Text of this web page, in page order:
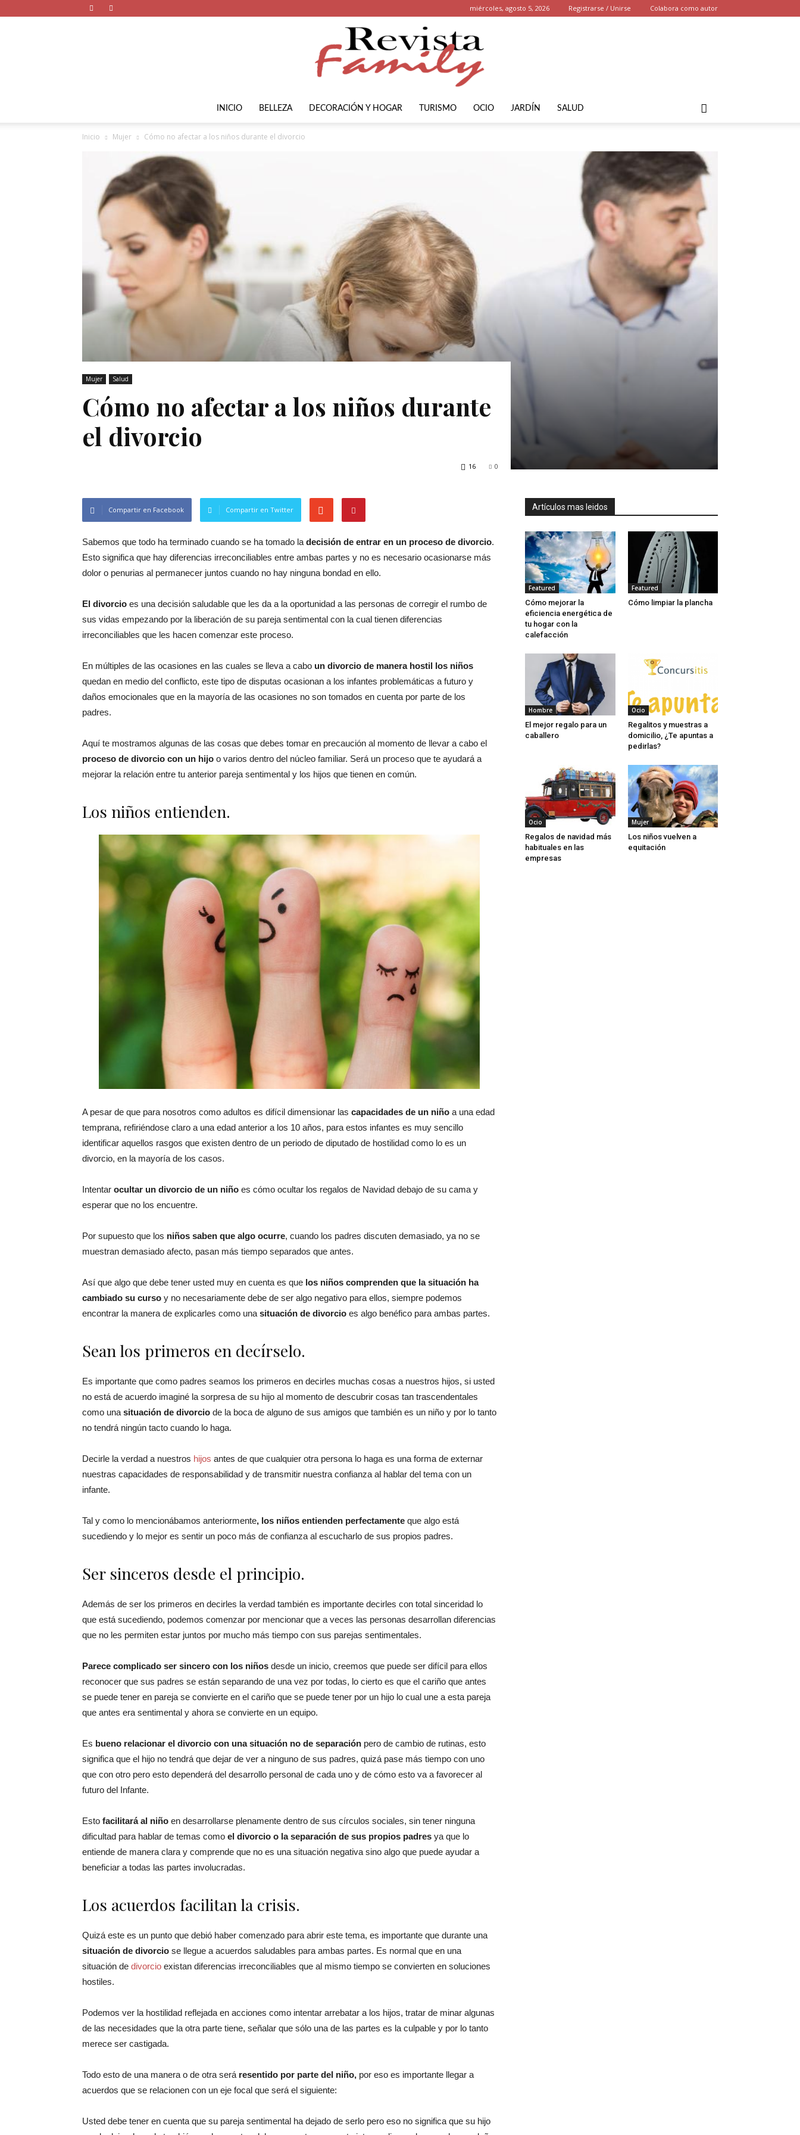
miércoles, agosto 5, 2026 Registrarse / Unirse Colabora como autor
Family
INICIO BELLEZA DECORACIÓN Y HOGAR TURISMO OCIO JARDÍN SALUD
Inicio Mujer Cómo no afectar a los niños durante el divorcio
Mujer Salud
Cómo no afectar a los niños durante
el divorcio
0
16
Compartir en Facebook Compartir en Twitter
Sabemos que todo ha terminado cuando se ha tomado la decisión de entrar en un proceso de divorcio.
Esto significa que hay diferencias irreconciliables entre ambas partes y no es necesario ocasionarse más
dolor o penurias al permanecer juntos cuando no hay ninguna bondad en ello.
El divorcio es una decisión saludable que les da a la oportunidad a las personas de corregir el rumbo de
sus vidas empezando por la liberación de su pareja sentimental con la cual tienen diferencias
irreconciliables que les hacen comenzar este proceso.
En múltiples de las ocasiones en las cuales se lleva a cabo un divorcio de manera hostil los niños
quedan en medio del conflicto, este tipo de disputas ocasionan a los infantes problemáticas a futuro y
daños emocionales que en la mayoría de las ocasiones no son tomados en cuenta por parte de los
padres.
Aquí te mostramos algunas de las cosas que debes tomar en precaución al momento de llevar a cabo el
proceso de divorcio con un hijo o varios dentro del núcleo familiar. Será un proceso que te ayudará a
mejorar la relación entre tu anterior pareja sentimental y los hijos que tienen en común.
Los niños entienden.
A pesar de que para nosotros como adultos es difícil dimensionar las capacidades de un niño a una edad
temprana, refiriéndose claro a una edad anterior a los 10 años, para estos infantes es muy sencillo
identificar aquellos rasgos que existen dentro de un periodo de diputado de hostilidad como lo es un
divorcio, en la mayoría de los casos.
Intentar ocultar un divorcio de un niño es cómo ocultar los regalos de Navidad debajo de su cama y
esperar que no los encuentre.
Por supuesto que los niños saben que algo ocurre, cuando los padres discuten demasiado, ya no se
muestran demasiado afecto, pasan más tiempo separados que antes.
Así que algo que debe tener usted muy en cuenta es que los niños comprenden que la situación ha
cambiado su curso y no necesariamente debe de ser algo negativo para ellos, siempre podemos
encontrar la manera de explicarles como una situación de divorcio es algo benéfico para ambas partes.
Sean los primeros en decírselo.
Es importante que como padres seamos los primeros en decirles muchas cosas a nuestros hijos, si usted
no está de acuerdo imaginé la sorpresa de su hijo al momento de descubrir cosas tan trascendentales
como una situación de divorcio de la boca de alguno de sus amigos que también es un niño y por lo tanto
no tendrá ningún tacto cuando lo haga.
Decirle la verdad a nuestros hijos antes de que cualquier otra persona lo haga es una forma de externar
nuestras capacidades de responsabilidad y de transmitir nuestra confianza al hablar del tema con un
infante.
Tal y como lo mencionábamos anteriormente, los niños entienden perfectamente que algo está
sucediendo y lo mejor es sentir un poco más de confianza al escucharlo de sus propios padres.
Ser sinceros desde el principio.
Además de ser los primeros en decirles la verdad también es importante decirles con total sinceridad lo
que está sucediendo, podemos comenzar por mencionar que a veces las personas desarrollan diferencias
que no les permiten estar juntos por mucho más tiempo con sus parejas sentimentales.
Parece complicado ser sincero con los niños desde un inicio, creemos que puede ser difícil para ellos
reconocer que sus padres se están separando de una vez por todas, lo cierto es que el cariño que antes
se puede tener en pareja se convierte en el cariño que se puede tener por un hijo lo cual une a esta pareja
que antes era sentimental y ahora se convierte en un equipo.
Es bueno relacionar el divorcio con una situación no de separación pero de cambio de rutinas, esto
significa que el hijo no tendrá que dejar de ver a ninguno de sus padres, quizá pase más tiempo con uno
que con otro pero esto dependerá del desarrollo personal de cada uno y de cómo esto va a favorecer al
futuro del Infante.
Esto facilitará al niño en desarrollarse plenamente dentro de sus círculos sociales, sin tener ninguna
dificultad para hablar de temas como el divorcio o la separación de sus propios padres ya que lo
entiende de manera clara y comprende que no es una situación negativa sino algo que puede ayudar a
beneficiar a todas las partes involucradas.
Los acuerdos facilitan la crisis.
Quizá este es un punto que debió haber comenzado para abrir este tema, es importante que durante una
situación de divorcio se llegue a acuerdos saludables para ambas partes. Es normal que en una
situación de divorcio existan diferencias irreconciliables que al mismo tiempo se convierten en soluciones
hostiles.
Podemos ver la hostilidad reflejada en acciones como intentar arrebatar a los hijos, tratar de minar algunas
de las necesidades que la otra parte tiene, señalar que sólo una de las partes es la culpable y por lo tanto
merece ser castigada.
Todo esto de una manera o de otra será resentido por parte del niño, por eso es importante llegar a
acuerdos que se relacionen con un eje focal que será el siguiente:
Usted debe tener en cuenta que su pareja sentimental ha dejado de serlo pero eso no significa que su hijo
Artículos mas leidos
Featured
Cómo mejorar la
eficiencia energética de
tu hogar con la
calefacción
Featured
Cómo limpiar la plancha
Hombre
El mejor regalo para un
caballero
Ocio
Regalitos y muestras a
domicilio, ¿Te apuntas a
pedirlas?
Ocio
Regalos de navidad más
habituales en las
empresas
Mujer
Los niños vuelven a
equitación